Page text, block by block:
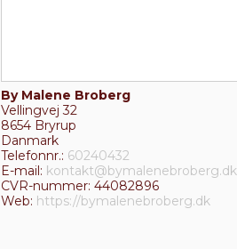
By Malene Broberg
Vellingvej 32
8654 Bryrup
Danmark
Telefonnr.: 60240432
E-mail: kontakt@bymalenebroberg.dk
CVR-nummer: 44082896
Web: https://bymalenebroberg.dk